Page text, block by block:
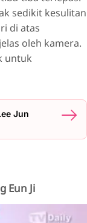
sedikit kesulitan
di atas
oleh kamera.
untuk
Jun
Eun Ji